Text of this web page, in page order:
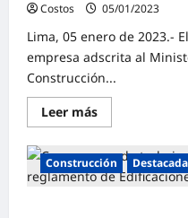
Costos
05/01/2023
Lima, 05 enero de 2023.-
empresa adscrita al
Construcción...
Leer más
Construcción